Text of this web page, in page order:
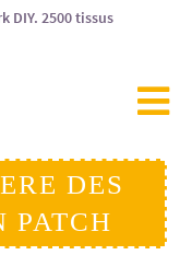
DES
PATCH